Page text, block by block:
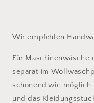
Wir empfehlen
Für
separat im
schonend wie möglich
und das